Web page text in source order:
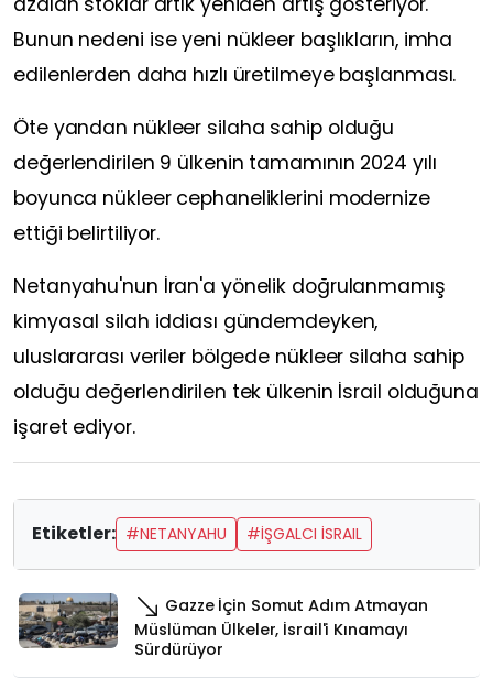
Bunun nedeni ise yeni nükleer başlıkların, imha
edilenlerden daha hızlı üretilmeye başlanması.
Öte yandan nükleer silaha sahip olduğu
değerlendirilen 9 ülkenin tamamının 2024 yılı
boyunca nükleer cephaneliklerini modernize
ettiği belirtiliyor.
Netanyahu'nun İran'a yönelik doğrulanmamış
kimyasal silah iddiası gündemdeyken,
uluslararası veriler bölgede nükleer silaha sahip
olduğu değerlendirilen tek ülkenin İsrail olduğuna
işaret ediyor.
Etiketler: #NETANYAHU #İŞGALCI İSRAIL
Gazze İçin Somut Adım Atmayan
Müslüman Ülkeler, İsrail'i Kınamayı
Sürdürüyor